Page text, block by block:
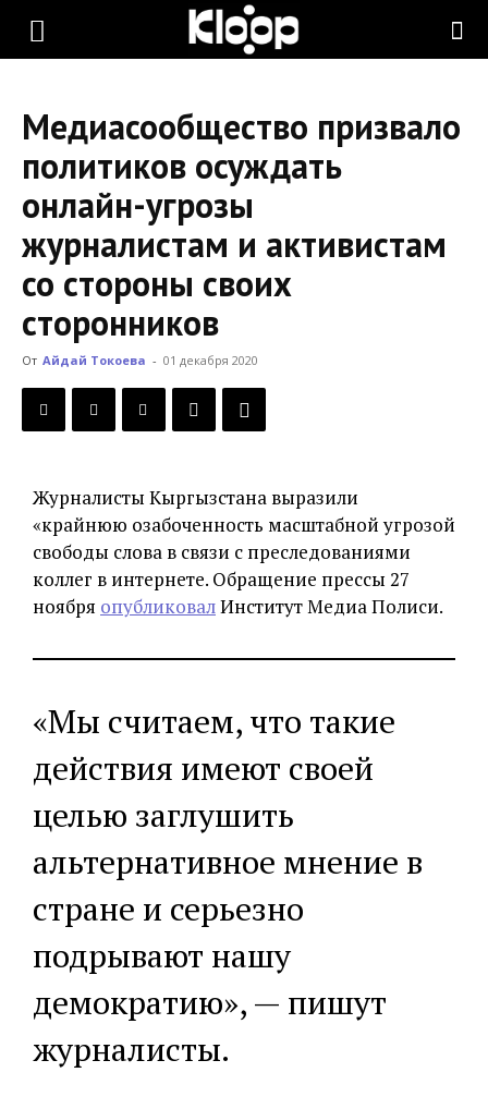
KLOOP.KG
Новости
Кыргызстана
Медиасообщество призвало
политиков осуждать
онлайн-угрозы
журналистам и активистам
со стороны своих
сторонников
От Айдай Токоева - 01 декабря 2020
Журналисты Кыргызстана выразили
«крайнюю озабоченность масштабной угрозой
свободы слова в связи с преследованиями
коллег в интернете. Обращение прессы 27
ноября опубликовалИнститут Медиа Полиси.
«Мы считаем, что такие
действия имеют своей
целью заглушить
альтернативное мнение в
стране и серьезно
подрывают нашу
демократию», — пишут
журналисты.